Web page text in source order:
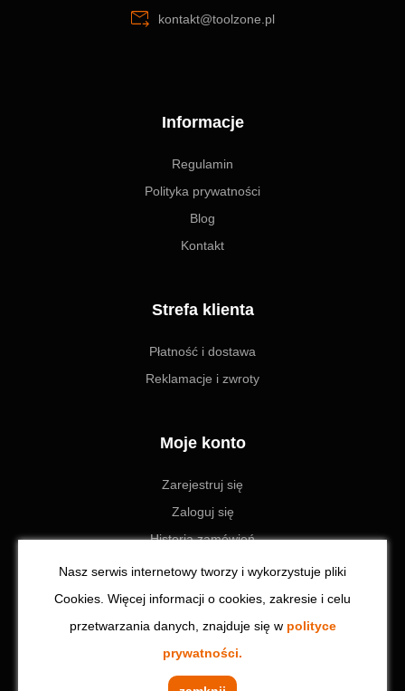
Nasz serwis internetowy tworzy i wykorzystuje pliki
Cookies. Więcej informacji o cookies, zakresie i celu
przetwarzania danych, znajduje się w polityce
prywatności.
kontakt@toolzone.pl
Informacje
Regulamin
Polityka prywatności
Blog
Kontakt
Strefa klienta
Płatność i dostawa
Reklamacje i zwroty
Moje konto
Zarejestruj się
Zaloguj się
Historia zamówień
Ustawienia
© 2023 Toolzone.pl | Wszystkie prawa zastrzeżone. Realizacja: